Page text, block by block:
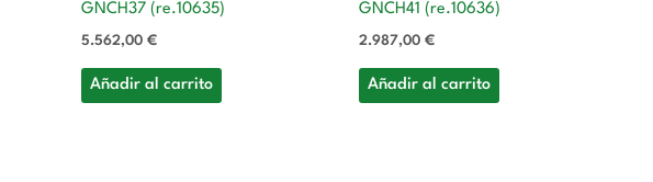
GNCH37 (re.10635)
5.562,00 €
Añadir al carrito
GNCH41 (re.10636)
2.987,00 €
Añadir al carrito